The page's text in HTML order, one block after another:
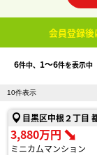
会員登録
6件中、 1〜6件を表示中
目黒区中根２丁目
3,880万円
ミニカムマンション